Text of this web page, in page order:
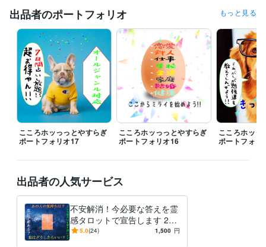
アル:~高次元・周波数・魂~ kindle　ソリューション・フォーカス
ト・アプローチ kindle　好かれる人になる心理学: ～モテる恋愛術
kindle　マインドフルネス: ～今ここに生きる～
kindle　芸術療
法・心理検査: ～絵で分かる性格診断～ kindle　論理療法・認知療法:
～思考を改善する方法～
kindle　洗脳から学ぶ営業のコツ
kindle
認知行動療法: ～思考と行動の改善術～
kindle　印象力・話法～魅力
的になる～ kindle　交流分析 ～上手なコミュニケーションの取り方
～ kindle　内観療法・フォーカシング: ～心の在り方～
kindle　行動
療法: ～行動が変われば自分も変わる～ kindle　来談者中心療法・マ
イクロカウンセリング kindle　カウンセリング概要 kindle　行動心
理: ～仕草で分かる相手の心～
資格・検定
上級心理カウンセラー資格 取得年 : 2021年
行動心理士資格 取得年 : 2021年
マインドフルネススペシャリスト資格 取得年 : 2021年
キャリアカウンセラー資格 取得年 : 2021年
シニアキャリアカウンセラー資格 取得年 : 2021年
メンタルキャリアカウンセラー資格
出品者のポートフォリオ もっと見る
こころホッっっとやすらぎ
ポートフォリオ17
こころホッっっとやすらぎ
ポートフォリオ16
こころホッっ
ポートフォリ
出品者の人気サービス
不安解消！今必要な答えを霊
感タロットで宣告します 24
時間お悩み質問し放題！占い
5.0(24) 1,500 円